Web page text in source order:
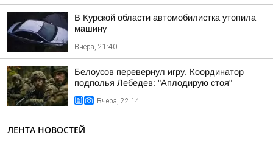
В Курской области автомобилистка утопила
машину
Вчера, 21:40
Белоусов перевернул игру. Координатор
подполья Лебедев: "Аплодирую стоя"
Вчера, 22:14
ЛЕНТА НОВОСТЕЙ